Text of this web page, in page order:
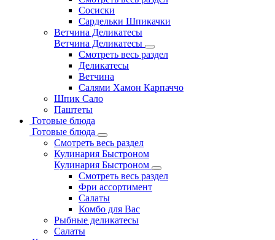
Сосиски
Сардельки Шпикачки
Ветчина Деликатесы
Ветчина Деликатесы
Смотреть весь раздел
Деликатесы
Ветчина
Салями Хамон Карпаччо
Шпик Сало
Паштеты
Готовые блюда
Готовые блюда
Смотреть весь раздел
Кулинария Быстроном
Кулинария Быстроном
Смотреть весь раздел
Фри ассортимент
Салаты
Комбо для Вас
Рыбные деликатесы
Салаты